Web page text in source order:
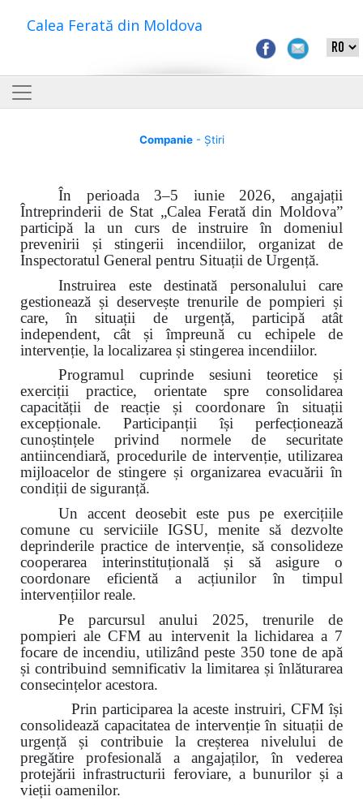
Calea Ferată din Moldova
Companie- Știri
În perioada 3–5 iunie 2026, angajații
Întreprinderii de Stat „Calea Ferată din Moldova”
participă la un curs de instruire în domeniul
prevenirii și stingerii incendiilor, organizat de
Inspectoratul General pentru Situații de Urgență.
Instruirea este destinată personalului care
gestionează și deservește trenurile de pompieri și
care, în situații de urgență, participă atât
independent, cât și împreună cu echipele de
intervenție, la localizarea și stingerea incendiilor.
Programul cuprinde sesiuni teoretice și
exerciții practice, orientate spre consolidarea
capacității de reacție și coordonare în situații
excepționale. Participanții își perfecționează
cunoștințele privind normele de securitate
antiincendiară, procedurile de intervenție, utilizarea
mijloacelor de stingere și organizarea evacuării în
condiții de siguranță.
Un accent deosebit este pus pe exercițiile
comune cu serviciile IGSU, menite să dezvolte
deprinderile practice de intervenție, să consolideze
cooperarea interinstituțională și să asigure o
coordonare eficientă a acțiunilor în timpul
intervențiilor reale.
Pe parcursul anului 2025, trenurile de
pompieri ale CFM au intervenit la lichidarea a 7
focare de incendiu, utilizând peste 350 tone de apă
și contribuind semnificativ la limitarea și înlăturarea
consecințelor acestora.
Prin participarea la aceste instruiri, CFM își
consolidează capacitatea de intervenție în situații de
urgență și contribuie la creșterea nivelului de
pregătire profesională a angajaților, în vederea
protejării infrastructurii feroviare, a bunurilor și a
vieții oamenilor.